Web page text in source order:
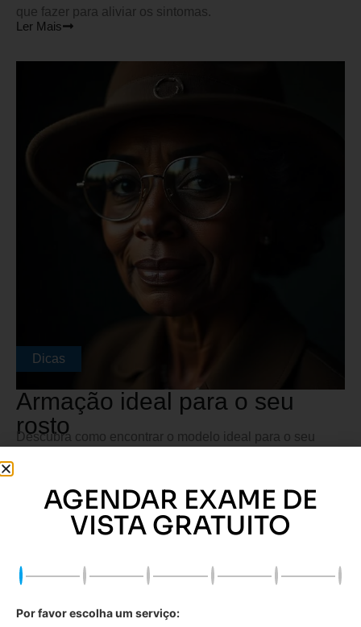
que fazer para aliviar os sintomas.
Ler Mais
Armação ideal para o seu
rosto
Descubra como encontrar o modelo ideal para o seu
Dicas
AGENDAR EXAME DE
VISTA GRATUITO
Por favor escolha um serviço: